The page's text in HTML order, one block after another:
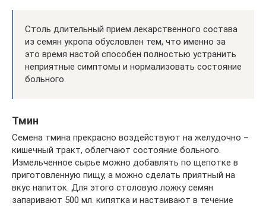
Столь длительный прием лекарственного состава
из семян укропа обусловлен тем, что именно за
это время настой способен полностью устранить
неприятные симптомы и нормализовать состояние
больного.
Тмин
Семена тмина прекрасно воздействуют на желудочно –
кишечный тракт, облегчают состояние больного.
Измельченное сырье можно добавлять по щепотке в
приготовленную пищу, а можно сделать приятный на
вкус напиток. Для этого столовую ложку семян
запаривают 500 мл. кипятка и настаивают в течение